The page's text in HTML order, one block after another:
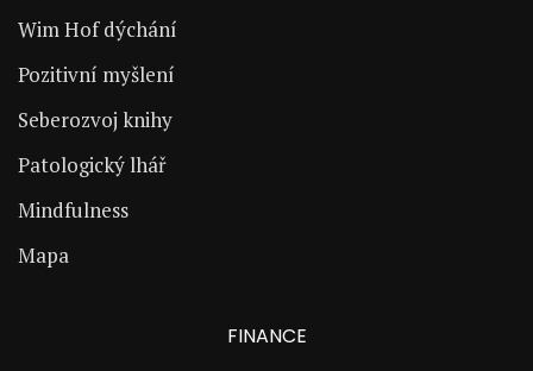
Wim Hof dýchání
Pozitivní myšlení
Seberozvoj knihy
Patologický lhář
Mindfulness
Mapa
FINANCE